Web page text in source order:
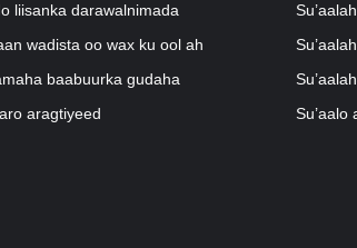
liisanka darawalnimada
wadista oo wax ku ool ah
baabuurka gudaha
aragtiyeed Su’aalo